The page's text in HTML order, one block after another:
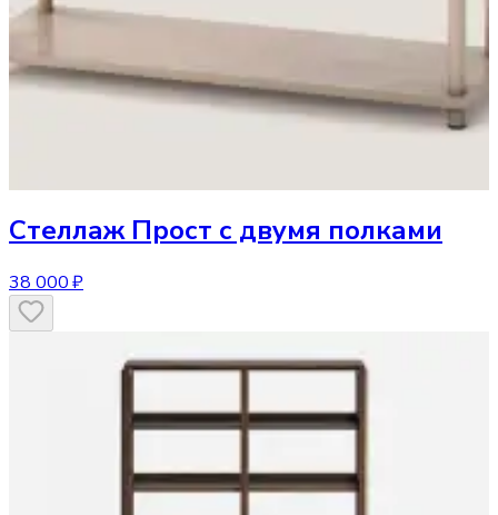
Стеллаж Прост с двумя полками
38 000 ₽